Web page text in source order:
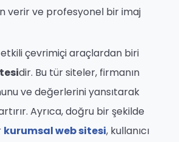
verir ve profesyonel bir imaj
çevrimiçi araçlardan biri
dir. Bu tür siteler, firmanın
ve değerlerini yansıtarak
Ayrıca, doğru bir şekilde
kurumsal web sitesi, kullanıcı